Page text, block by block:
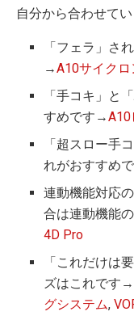
自分から合わせてい
「フェラ」さ
→A10サイクロ
「手コキ」と
すめです→A10
「超スロー手
れがおすすめ
連動機能対応
合は連動機能
4D Pro
「これだけは
ズはこれです→
グシステム,